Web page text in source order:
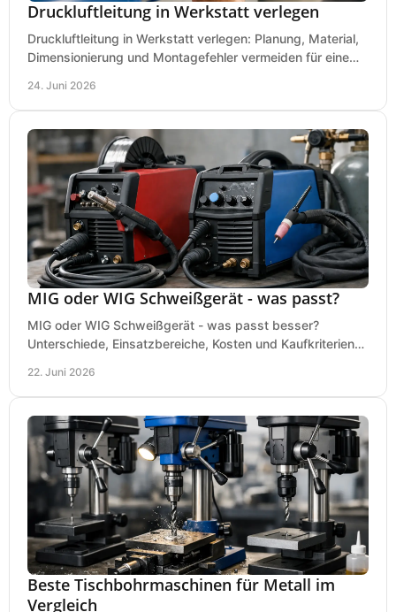
Druckluftleitung in Werkstatt verlegen
Druckluftleitung in Werkstatt verlegen: Planung, Material,
Dimensionierung und Montagefehler vermeiden für eine
24. Juni 2026
MIG oder WIG Schweißgerät - was passt?
MIG oder WIG Schweißgerät - was passt besser?
Unterschiede, Einsatzbereiche, Kosten und Kaufkriterien
22. Juni 2026
Beste Tischbohrmaschinen für Metall im
Vergleich